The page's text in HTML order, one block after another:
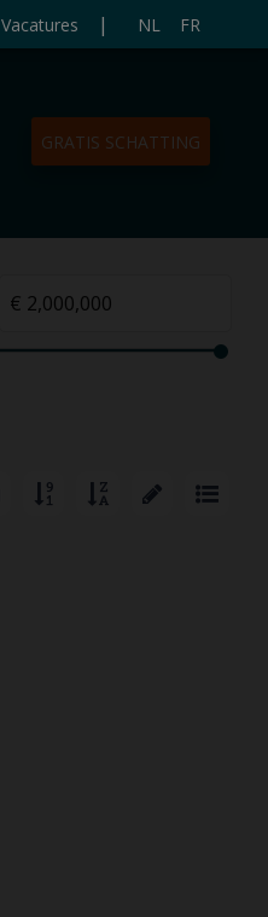
Vacatures | NL FR
GRATIS SCHATTING